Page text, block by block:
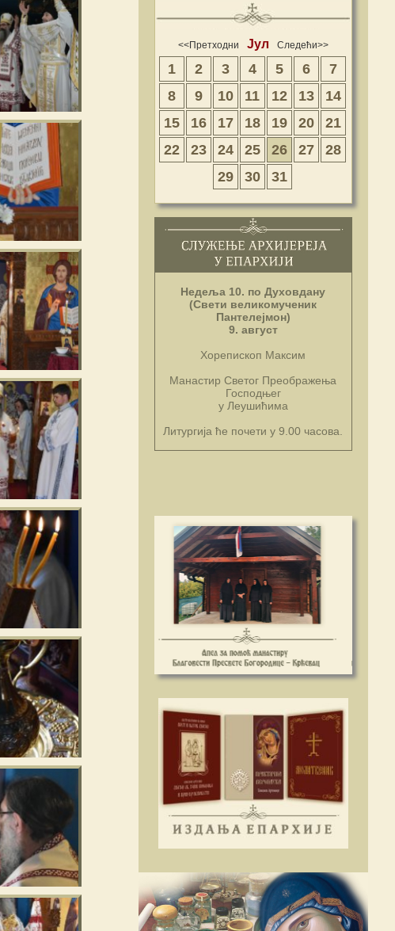
<<Претходни Јул Следећи>>
1 2 3 4 5 6
7
8
9 10 11 12 13
14
15
16 17 18 19 20
21
22
23 24 25 26 27
28
29
30 31
Недеља 10. по Духовдану
(Свети великомученик
Пантелејмон)
9. август
Хорепископ Максим
Манастир Светог Преображења
Господњег
у Леушићима
Литургија ће почети у 9.00 часова.